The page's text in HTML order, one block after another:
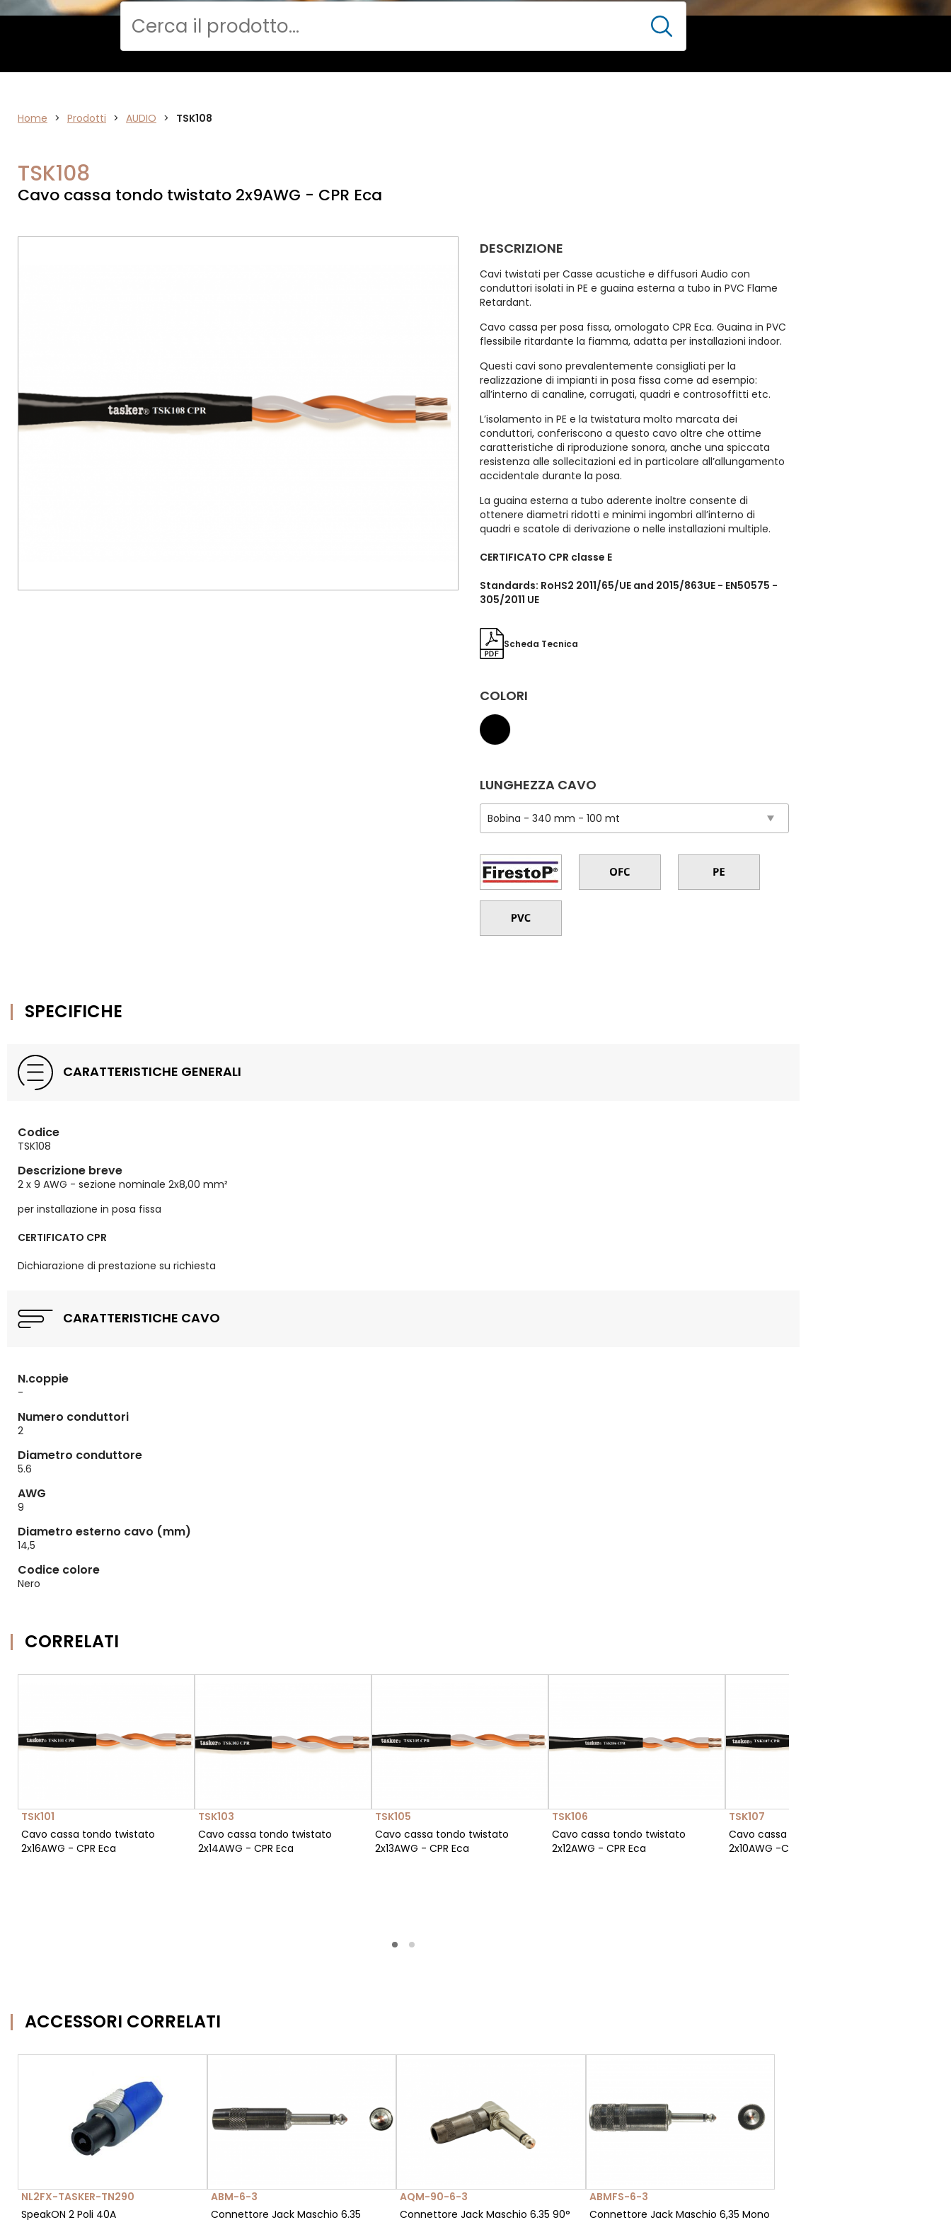
ELETTRONICA
Cerca
Home > Prodotti > AUDIO > TSK108
TSK108
Cavo cassa tondo twistato 2x9AWG - CPR Eca
DESCRIZIONE
Cavi twistati per Casse acustiche e diffusori Audio con
conduttori isolati in PE e guaina esterna a tubo in PVC Flame
Retardant.
Cavo cassa per posa fissa, omologato CPR Eca. Guaina in PVC
flessibile ritardante la fiamma, adatta per installazioni indoor.
Questi cavi sono prevalentemente consigliati per la
realizzazione di impianti in posa fissa come ad esempio:
all’interno di canaline, corrugati, quadri e controsoffitti etc.
L’isolamento in PE e la twistatura molto marcata dei
conduttori, conferiscono a questo cavo oltre che ottime
caratteristiche di riproduzione sonora, anche una spiccata
resistenza alle sollecitazioni ed in particolare all’allungamento
accidentale durante la posa.
La guaina esterna a tubo aderente inoltre consente di
ottenere diametri ridotti e minimi ingombri all’interno di
quadri e scatole di derivazione o nelle installazioni multiple.
CERTIFICATO CPR classe E
Standards: RoHS2 2011/65/UE and 2015/863UE - EN50575 -
305/2011 UE
Scheda Tecnica
COLORI
LUNGHEZZA CAVO
SPECIFICHE
CARATTERISTICHE GENERALI
Codice
TSK108
Descrizione breve
2 x 9 AWG - sezione nominale 2x8,00 mm²
per installazione in posa fissa
CERTIFICATO CPR
Dichiarazione di prestazione su richiesta
CARATTERISTICHE CAVO
N.coppie
-
Numero conduttori
2
Diametro conduttore
5.6
AWG
9
Diametro esterno cavo (mm)
14,5
Codice colore
Nero
CORRELATI
TSK101
Cavo cassa tondo twistato
2x16AWG - CPR Eca
TSK103
Cavo cassa tondo twistato
2x14AWG - CPR Eca
TSK105
Cavo cassa tondo twistato
2x13AWG - CPR Eca
TSK106
Cavo cassa tondo twistato
2x12AWG - CPR Eca
TSK107
Cavo cassa tondo twistato
2x10AWG -CPR Eca
ACCESSORI CORRELATI
NL2FX-TASKER-TN290
SpeakON 2 Poli 40A
ABM-6-3
Connettore Jack Maschio 6.35
AQM-90-6-3
Connettore Jack Maschio 6.35 90°
ABMFS-6-3
Connettore Jack Maschio 6,35 Mono